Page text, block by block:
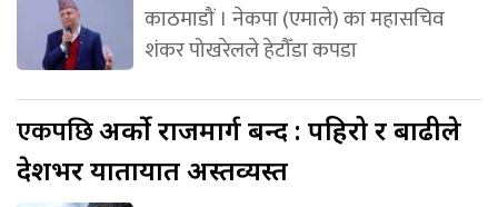
काठमाडौं । नेकपा (एमाले) का महासचिव
शंकर पोखरेलले हेटौँडा कपडा
एकपछिअर्को राजमार्ग बन्द : पहिरो र बाढीले
देशभर यातायात अस्तव्यस्त